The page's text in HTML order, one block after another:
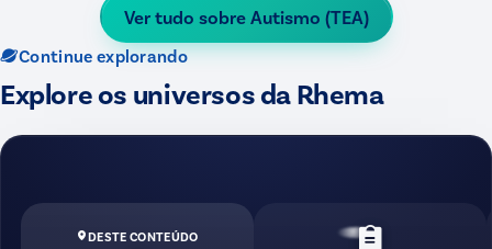
Ver tudo sobre Autismo (TEA)
Continue explorando
Explore os universos da Rhema
DESTE CONTEÚDO